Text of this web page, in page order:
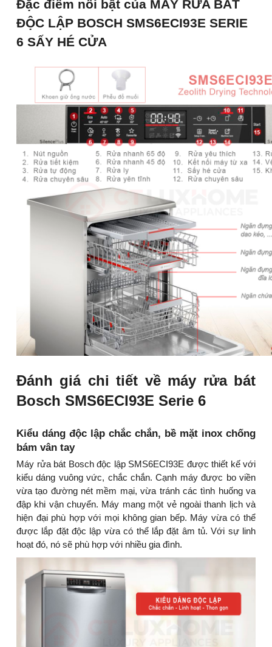
Đặc điểm nổi bật của MÁY RỬA BÁT
ĐỘC LẬP BOSCH SMS6ECI93E SERIE
6 SẤY HÉ CỬA
Đánh giá chi tiết về máy rửa bát
Bosch SMS6ECI93E Serie 6
Kiểu dáng độc lập chắc chắn, bề mặt inox chống
bám vân tay
Máy rửa bát Bosch độc lập SMS6ECI93E được thiết kế với
kiểu dáng vuông vức, chắc chắn. Cạnh máy được bo viền
vừa tạo đường nét mềm mại, vừa tránh các tình huống va
đập khi vận chuyển. Máy mang một vẻ ngoài thanh lịch và
hiện đại phù hợp với mọi không gian bếp. Máy vừa có thể
được lắp đặt độc lập vừa có thể lắp đặt âm tủ. Với sự linh
hoạt đó, nó sẽ phù hợp với nhiều gia đình.